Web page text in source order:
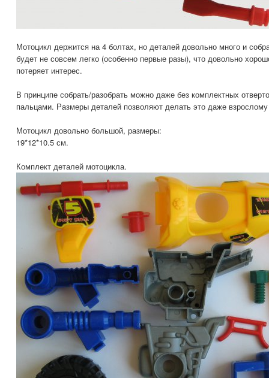
Мотоцикл держится на 4 болтах, но деталей довольно много и
будет не совсем легко (особенно первые разы), что довольно
потеряет интерес.
В принципе собрать/разобрать можно даже без комплектных
пальцами. Размеры деталей позволяют делать это даже
Мотоцикл довольно большой, размеры:
19*12*10.5 см.
Комплект деталей мотоцикла.